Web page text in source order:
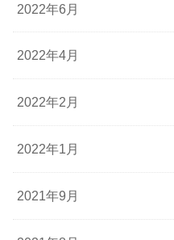
2022年6月
2022年4月
2022年2月
2022年1月
2021年9月